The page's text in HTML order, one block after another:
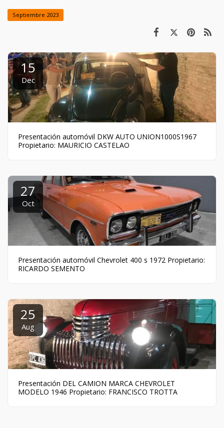
Septiembre 2023
15
Dec
Presentación automóvil DKW AUTO UNION1000S1967
Propietario: MAURICIO CASTELAO
27
Oct
Presentación automóvil Chevrolet 400 s 1972 Propietario:
RICARDO SEMENTO
25
Aug
Presentación DEL CAMION MARCA CHEVROLET
MODELO 1946 Propietario: FRANCISCO TROTTA